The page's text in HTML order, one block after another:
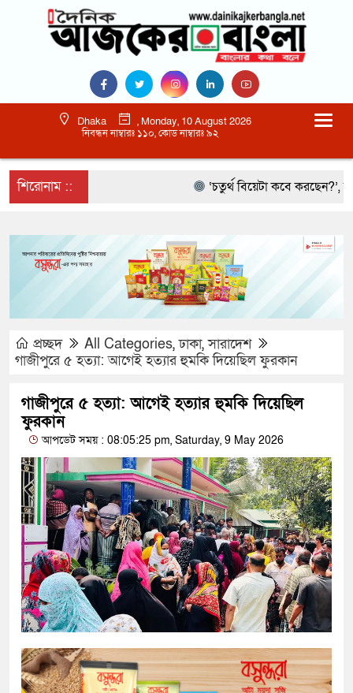
Dhaka
, Monday, 10 August 2026
নিবন্ধন নাম্বারঃ ১১০, কোড নাম্বারঃ ৯২
শিরোনাম :: ‘চতুর্থ বিয়েটা কবে করছেন?’,
প্রচ্ছদ All Categories,ঢাকা,সারাদেশ
গাজীপুরে ৫ হত্যা: আগেই হত্যার হুমকি দিয়েছিল ফুরকান
গাজীপুরে ৫ হত্যা: আগেই হত্যার হুমকি দিয়েছিল
ফুরকান
আপডেট সময় : 08:05:25 pm, Saturday, 9 May 2026